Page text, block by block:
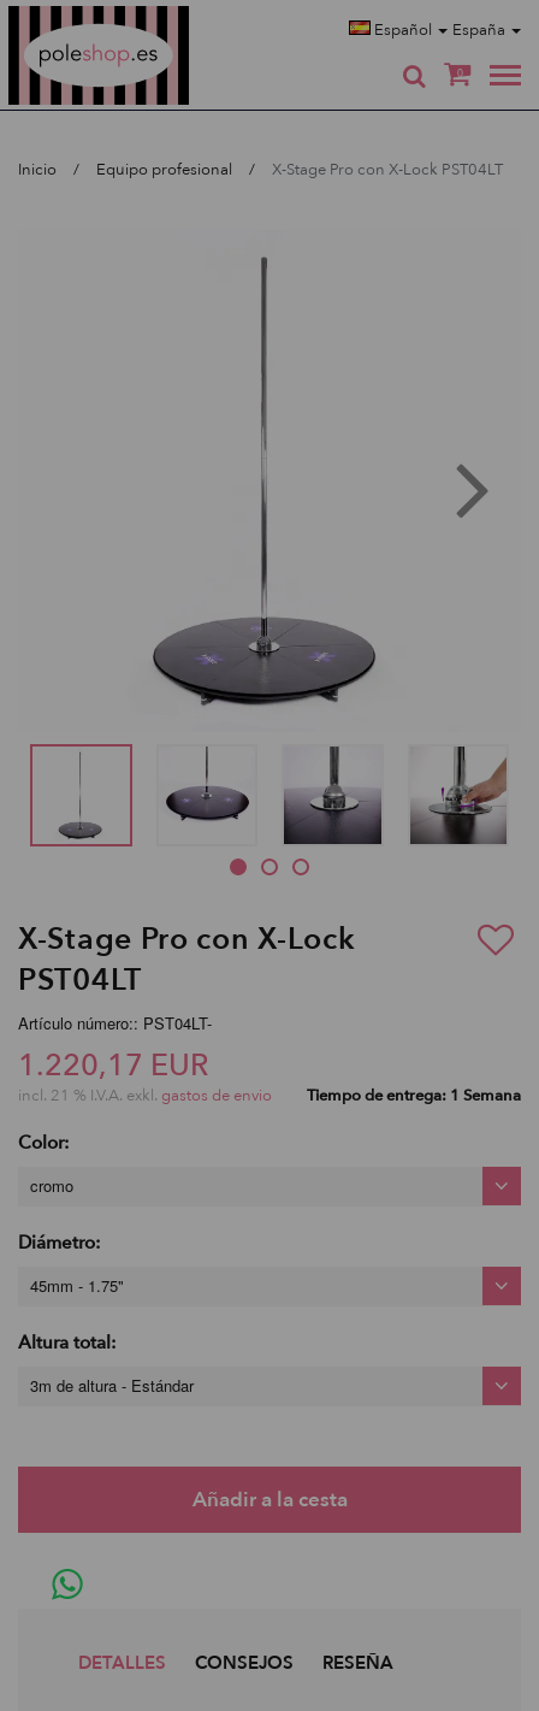
Español España
0
Inicio Equipo profesional X-Stage Pro con X-Lock PST04LT
X-Stage Pro con X-Lock
PST04LT
Artículo número:: PST04LT-
1.220,17 EUR
incl. 21 % I.V.A. exkl. gastos de envio Tiempo de entrega: 1 Semana
Color:
cromo
Diámetro:
45mm - 1.75"
Altura total:
3m de altura - Estándar
DETALLES CONSEJOS RESEÑA